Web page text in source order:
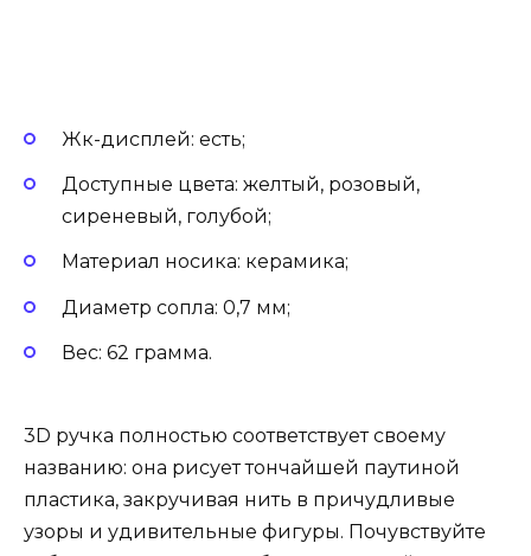
Жк-дисплей: есть;
Доступные цвета: желтый, розовый,
сиреневый, голубой;
Материал носика: керамика;
Диаметр сопла: 0,7 мм;
Вес: 62 грамма.
3D ручка полностью соответствует своему
названию: она рисует тончайшей паутиной
пластика, закручивая нить в причудливые
узоры и удивительные фигуры. Почувствуйте